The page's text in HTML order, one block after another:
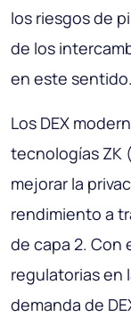
los riesgos de
de los
en este sentido.
Los DEX
tecnologías ZK
mejorar la
rendimiento a
de capa 2. Con
regulatorias en
demanda de